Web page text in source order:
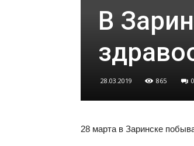
В
28.03.2019 865 0
28 марта в Заринске